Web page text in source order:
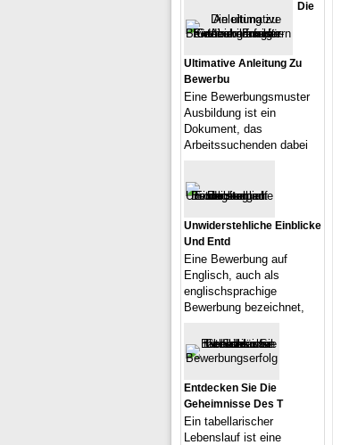
Die
Ultimative Anleitung Zu
Bewerbu
Eine Bewerbungsmuster
Ausbildung ist ein
Dokument, das
Arbeitssuchenden dabei
Unwiderstehliche Einblicke
Und Entd
Eine Bewerbung auf
Englisch, auch als
englischsprachige
Bewerbung bezeichnet,
Entdecken Sie Die
Geheimnisse Des T
Ein tabellarischer
Lebenslauf ist eine